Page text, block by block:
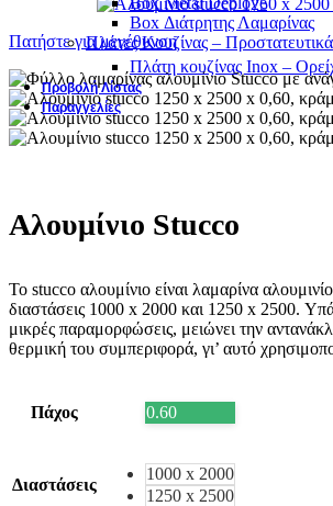
Box Διάτρητης Λαμαρίνας
Πλάτες Κουζίνας –
Πλάτη κουζίνας Inox –
Προβολή Λίστας
Παραγγελίες
Πατήστε για μεγέθυνση
Αλουμίνιο Stucco
Το stucco αλουμίνιο είναι λαμαρίνα
διαστάσεις 1000 x 2000 και 1250 x 2500.
μικρές παραμορφώσεις, μειώνει την
θερμική του συμπεριφορά, γι’ αυτό
Πάχος 0.60
Διαστάσεις
1000 x 2000
1250 x 2500